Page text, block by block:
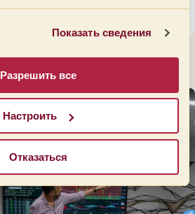
Показать сведения
Разрешить все
Настроить
Отказаться